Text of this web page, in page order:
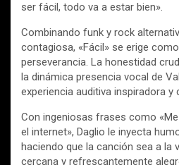
ser fácil, todo va a estar bien».
Combinando funk y rock
contagiosa, «Fácil» se erige
perseverancia. La honestidad
la dinámica presencia vocal de
experiencia auditiva inspiradora y
Con ingeniosas frases como
el internet», Daglio le inyecta
haciendo que la canción sea a la
cercana y refrescantemente